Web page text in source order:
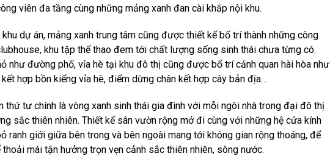
viên đa tầng cùng những mảng xanh đan cài khắp nội khu.
dự án, mảng xanh trung tâm cũng được thiết kế bố trí thành những công
khu tập thể thao đem tới chất lượng sống sinh thái chưa từng có.
như đường phố, vỉa hè tại khu đô thị cũng được bố trí cảnh quan hài hòa như
kết hợp bồn kiểng vỉa hè, điểm dừng chân kết hợp cây bản địa…
thứ tư chính là vòng xanh sinh thái gia đình với mỗi ngôi nhà trong đại đô thị
sắc thiên nhiên. Thiết kế sân vườn rộng mở đi cùng với những hệ cửa kính
ranh giới giữa bên trong và bên ngoài mang tới không gian rộng thoáng, để
thoải mái tận hưởng trọn vẹn cảnh sắc thiên nhiên, sông nước.